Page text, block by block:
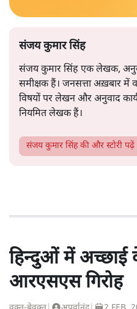
संजय कुमार सिंह
संजय कुमार सिंह एक लेखक,
समीक्षक हैं। जनसत्ता अख़बार में
विषयों पर लेखन और अनुवाद
नियमित लेखक हैं।
संजय कुमार सिंहकी और स्टोरी पढ़ें
हिन्दुओं में अच्छाई
आरएसएस गिरोह